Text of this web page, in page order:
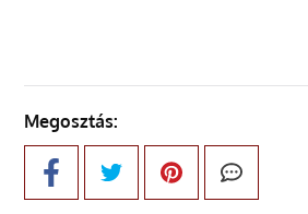
Megosztás: